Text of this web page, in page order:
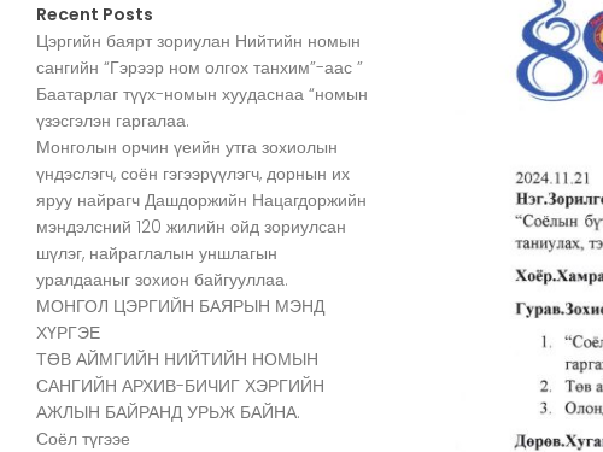
Recent Posts
Цэргийн баярт зориулан Нийтийн номын
сангийн “Гэрээр ном олгох танхим”-аас ”
Баатарлаг түүх-номын хуудаснаа “номын
үзэсгэлэн гаргалаа.
Монголын орчин үеийн утга зохиолын
үндэслэгч, соён гэгээрүүлэгч, дорнын их
яруу найрагч Дашдоржийн Нацагдоржийн
мэндэлсний 120 жилийн ойд зориулсан
шүлэг, найраглалын уншлагын
уралдааныг зохион байгууллаа.
МОНГОЛ ЦЭРГИЙН БАЯРЫН МЭНД
ХҮРГЭЕ
ТӨВ АЙМГИЙН НИЙТИЙН НОМЫН
САНГИЙН АРХИВ-БИЧИГ ХЭРГИЙН
АЖЛЫН БАЙРАНД УРЬЖ БАЙНА.
Соёл түгээе